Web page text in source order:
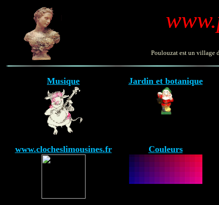
Poulouzat est un village
Musique Jardin et botanique
www.clocheslimousines.fr Couleurs